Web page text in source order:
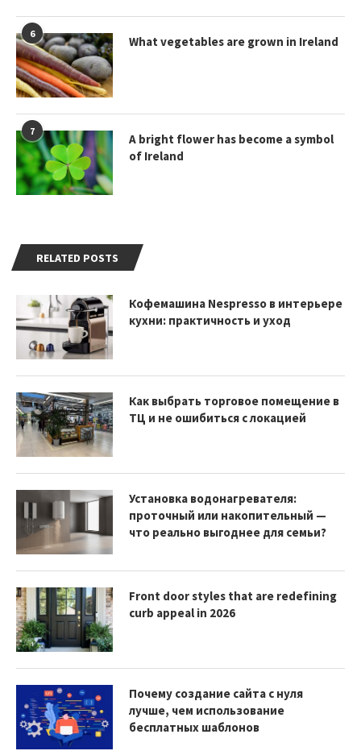
RELATED POSTS
Кофемашина Nespresso в интерьере
кухни: практичность и уход
Как выбрать торговое помещение в
ТЦ и не ошибиться с локацией
Установка водонагревателя:
проточный или накопительный —
что реально выгоднее для семьи?
Front door styles that are redefining
curb appeal in 2026
Почему создание сайта с нуля
лучше, чем использование
бесплатных шаблонов
6
What vegetables are grown in Ireland
7
A bright flower has become a symbol
of Ireland